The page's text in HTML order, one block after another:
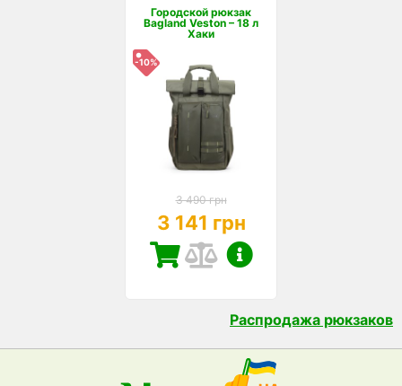
Городской рюкзак
Bagland Veston – 18 л
Хаки
-10%
3 490 грн
3 141 грн
Распродажа рюкзаков